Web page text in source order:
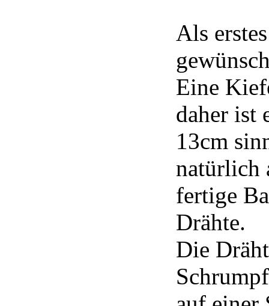
Als
Eine
daher ist
13cm
natürlich
fertige
Drähte.
Die